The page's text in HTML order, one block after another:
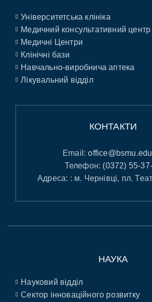
Університетська клініка
Медичний консультативний центр
Медичні Центри
Клінічні бази
Навчально-виробнича аптека
Лікувальний відділ
КОНТАКТИ
Email:
Телефон: (0372) 55-
Адреса: : м. Чернівці, пл.
НАУКА
Науковий відділ
Сектор інноваційного розвитку